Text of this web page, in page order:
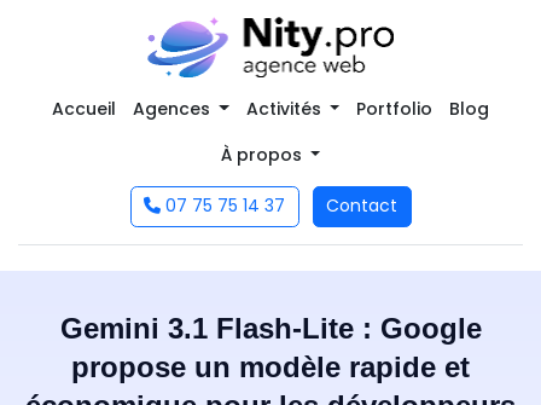
Accueil Agences Activités Portfolio
Blog
À propos
07 75 75 14 37 Contact
Gemini 3.1 Flash-Lite : Google
propose un modèle rapide et